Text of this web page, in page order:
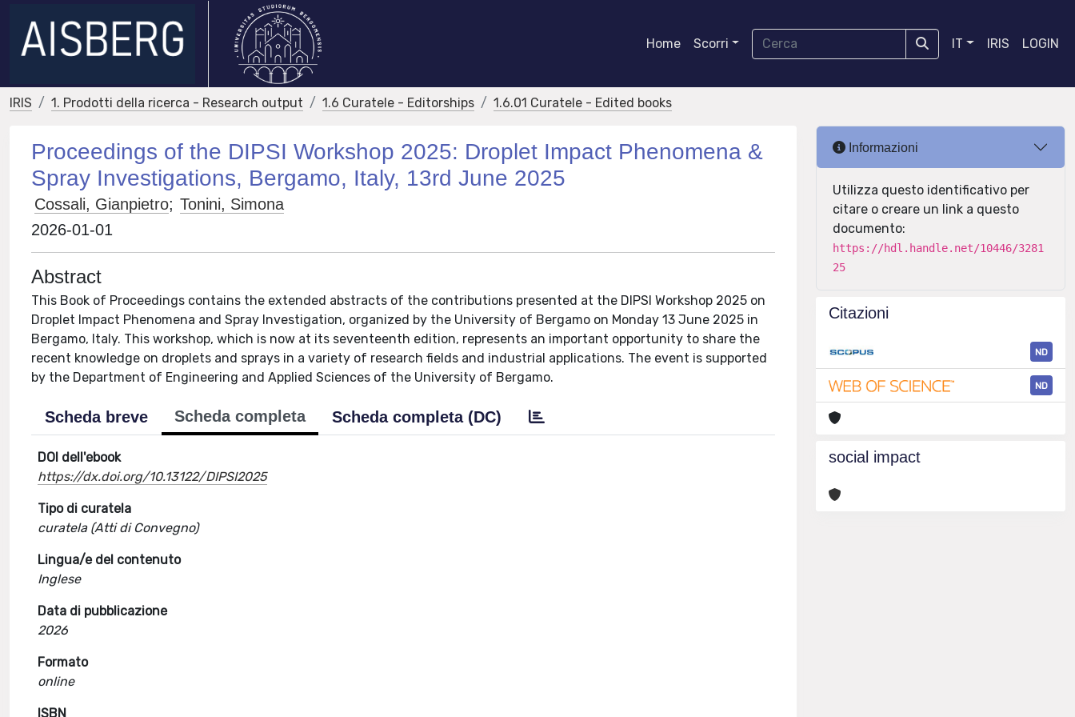
Home Scorri IT IRIS LOGIN
IRIS 1. Prodotti della ricerca - Research output 1.6 Curatele - Editorships 1.6.01 Curatele - Edited books
Proceedings of the DIPSI Workshop 2025: Droplet Impact Phenomena &
Spray Investigations, Bergamo, Italy, 13rd June 2025
Cossali, Gianpietro; Tonini, Simona
2026-01-01
Abstract
This Book of Proceedings contains the extended abstracts of the contributions presented at the DIPSI Workshop 2025 on
Droplet Impact Phenomena and Spray Investigation, organized by the University of Bergamo on Monday 13 June 2025 in
Bergamo, Italy. This workshop, which is now at its seventeenth edition, represents an important opportunity to share the
recent knowledge on droplets and sprays in a variety of research fields and industrial applications. The event is supported
by the Department of Engineering and Applied Sciences of the University of Bergamo.
Scheda breve Scheda completa Scheda completa (DC)
DOI dell'ebook
https://dx.doi.org/10.13122/DIPSI2025
Tipo di curatela
curatela (Atti di Convegno)
Lingua/e del contenuto
Inglese
Data di pubblicazione
2026
Formato
online
ISBN
Informazioni
Utilizza questo identificativo per
citare o creare un link a questo
documento:
https://hdl.handle.net/10446/3281
25
Citazioni
ND
ND
social impact